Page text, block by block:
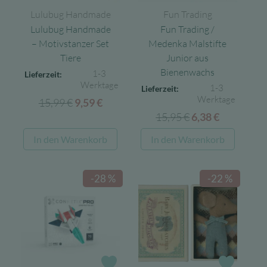
Lulubug Handmade
Lulubug Handmade
– Motivstanzer Set
Tiere
Lieferzeit:
1-3
Werktage
15,99€ Ursprünglicher
war:
15,99 €
9,59€Aktueller
ist:
9,59 €.
In den Warenkorb
Fun Trading
Fun Trading /
Medenka Malstifte
Junior aus
Bienenwachs
Lieferzeit:
1-3
Werktage
15,95€Ursprünglicher
Preis
war:
6,38€Aktueller
Preis
ist:
In den Warenkorb
-28 % -22 %